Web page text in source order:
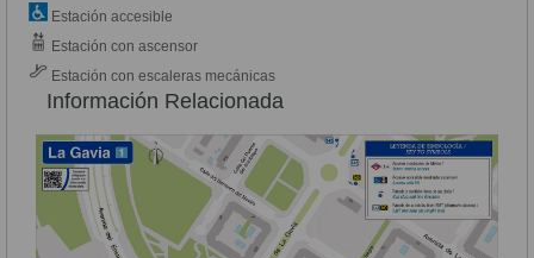
Estación accesible
Estación con ascensor
Estación con escaleras mecánicas
Información Relacionada